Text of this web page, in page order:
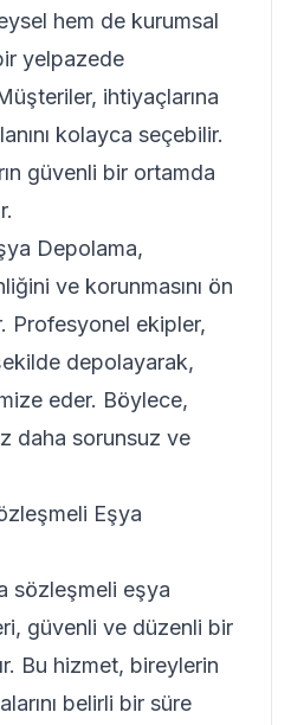
hem de kurumsal
yelpazede
ihtiyaçlarına
kolayca seçebilir.
güvenli bir ortamda
Depolama,
ve korunmasını ön
Profesyonel ekipler,
depolayarak,
eder. Böylece,
daha sorunsuz ve
Eşya
sözleşmeli eşya
güvenli ve düzenli bir
Bu hizmet, bireylerin
belirli bir süre